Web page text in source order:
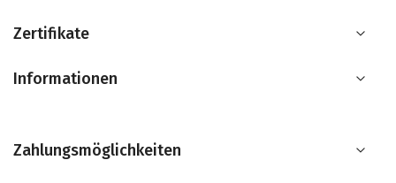
Zertifikate
Informationen
Zahlungsmöglichkeiten